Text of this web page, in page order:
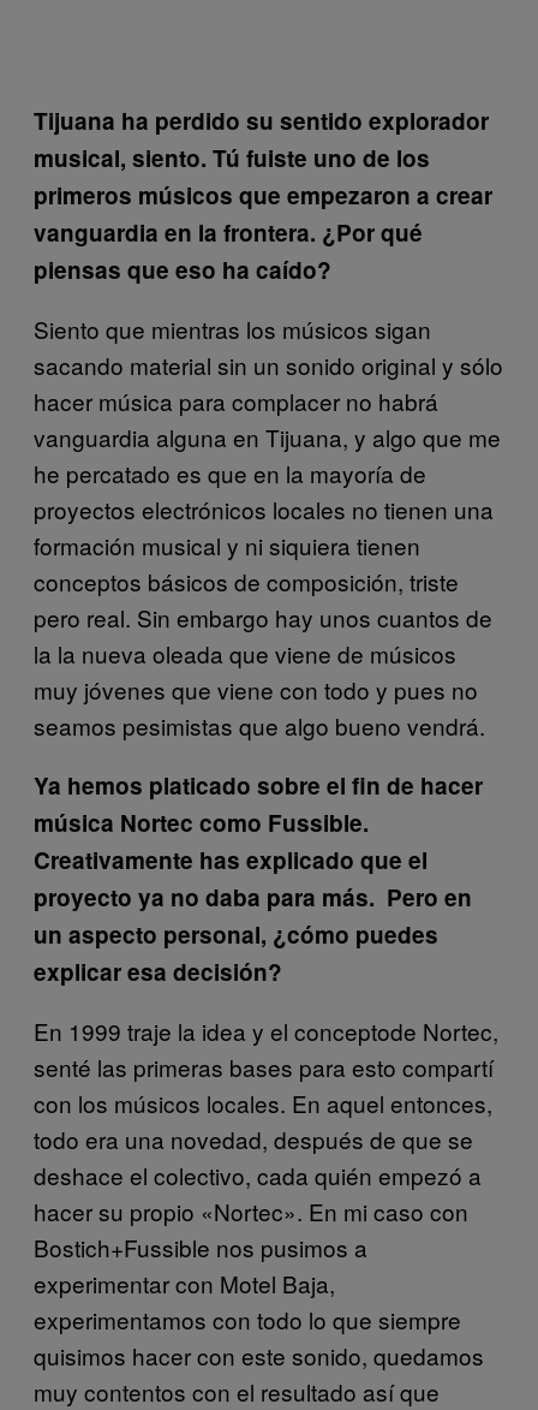
Tijuana ha perdido su sentido explorador
musical, siento. Tú fuiste uno de los
primeros músicos que empezaron a crear
vanguardia en la frontera. ¿Por qué
piensas que eso ha caído?
Siento que mientras los músicos sigan
sacando material sin un sonido original y sólo
hacer música para complacer no habrá
vanguardia alguna en Tijuana, y algo que me
he percatado es que en la mayoría de
proyectos electrónicos locales no tienen una
formación musical y ni siquiera tienen
conceptos básicos de composición, triste
pero real. Sin embargo hay unos cuantos de
la la nueva oleada que viene de músicos
muy jóvenes que viene con todo y pues no
seamos pesimistas que algo bueno vendrá.
Ya hemos platicado sobre el fin de hacer
música Nortec como Fussible.
Creativamente has explicado que el
proyecto ya no daba para más. Pero en
un aspecto personal, ¿cómo puedes
explicar esa decisión?
En 1999 traje la idea y el conceptode Nortec,
senté las primeras bases para esto compartí
con los músicos locales. En aquel entonces,
todo era una novedad, después de que se
deshace el colectivo, cada quién empezó a
hacer su propio «Nortec». En mi caso con
Bostich+Fussible nos pusimos a
experimentar con Motel Baja,
experimentamos con todo lo que siempre
quisimos hacer con este sonido, quedamos
muy contentos con el resultado así que